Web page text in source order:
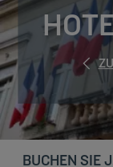
BUCHEN SIE